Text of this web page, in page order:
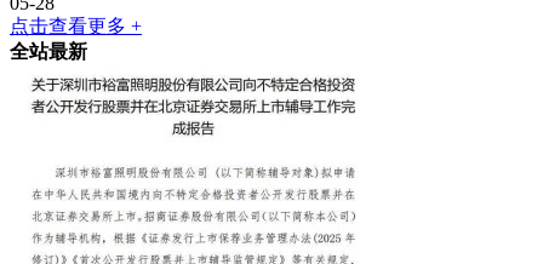
点击查看更多 +
全站最新